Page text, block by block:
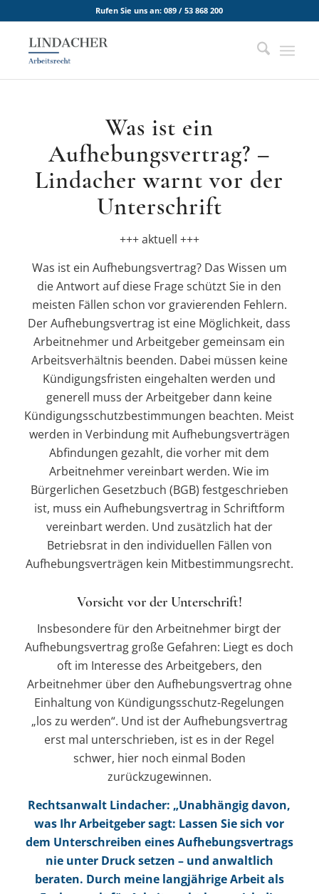
Rufen Sie uns an:089 / 53 868 200
Was ist ein
Aufhebungsvertrag? –
Lindacher warnt vor der
Unterschrift
+++ aktuell +++
Was ist ein Aufhebungsvertrag? Das Wissen um
die Antwort auf diese Frage schützt Sie in den
meisten Fällen schon vor gravierenden Fehlern.
Der Aufhebungsvertrag ist eine Möglichkeit, dass
Arbeitnehmer und Arbeitgeber gemeinsam ein
Arbeitsverhältnis beenden. Dabei müssen keine
Kündigungsfristen eingehalten werden und
generell muss der Arbeitgeber dann keine
Kündigungsschutzbestimmungen beachten. Meist
werden in Verbindung mit Aufhebungsverträgen
Abfindungen gezahlt, die vorher mit dem
Arbeitnehmer vereinbart werden. Wie im
Bürgerlichen Gesetzbuch (BGB) festgeschrieben
ist, muss ein Aufhebungsvertrag in Schriftform
vereinbart werden. Und zusätzlich hat der
Betriebsrat in den individuellen Fällen von
Aufhebungsverträgen kein Mitbestimmungsrecht.
Vorsicht vor der Unterschrift!
Insbesondere für den Arbeitnehmer birgt der
Aufhebungsvertrag große Gefahren: Liegt es doch
oft im Interesse des Arbeitgebers, den
Arbeitnehmer über den Aufhebungsvertrag ohne
Einhaltung von Kündigungsschutz-Regelungen
„los zu werden“. Und ist der Aufhebungsvertrag
erst mal unterschrieben, ist es in der Regel
schwer, hier noch einmal Boden
zurückzugewinnen.
Rechtsanwalt Lindacher: „Unabhängig davon,
was Ihr Arbeitgeber sagt: Lassen Sie sich vor
dem Unterschreiben eines Aufhebungsvertrags
nie unter Druck setzen – und anwaltlich
beraten. Durch meine langjährige Arbeit als